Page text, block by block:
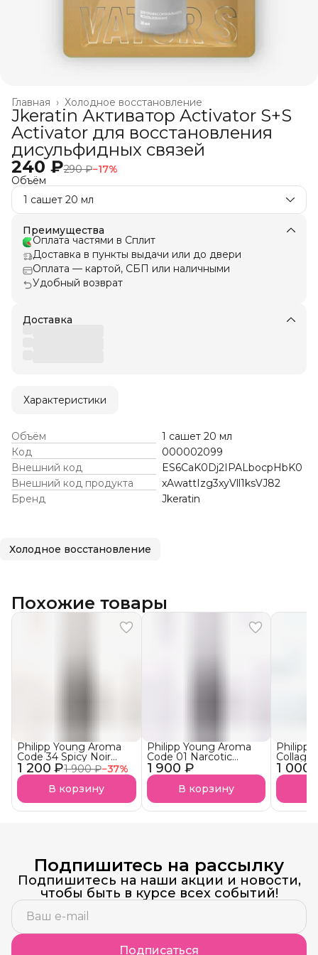
Холодное восстановление
Главная ›
Jkeratin Активатор Activator S+S
Activator для восстановления
дисульфидных связей
240 ₽290 ₽−17%
Объём
1 сашет 20 мл
Преимущества
Оплата частями в Сплит
Доставка в пункты выдачи или до двери
Оплата — картой, СБП или наличными
Удобный возврат
Доставка
Характеристики
Объём
1 сашет 20 мл
Код
000002099
Внешний код
ES6CaK0Dj2IPALbocpHbK0
Внешний код продукта
xAwattIzg3xyVll1ksVJ82
Бренд
Jkeratin
Холодное восстановление
Похожие товары
1 200 ₽1 900 ₽−37%
Philipp Young Aroma
Code 34 Spicy Noir
Арома-Бустер Пряный
нуар АКЦИЯ!
В корзину
1 900 ₽
Philipp Young Aroma
Code 01 Narcotic
Blossom Арома-
Бустер
Наркотический
Цветок
В корзину
1 000
Philipp
Ultra
Подпишитесь на рассылку
Подпишитесь на наши акции и новости,
чтобы быть в курсе всех событий!
Подписаться